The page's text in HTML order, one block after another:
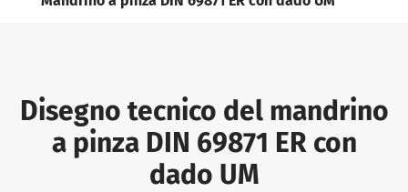
Disegno tecnico del mandrino
a pinza DIN 69871 ER con
dado UM